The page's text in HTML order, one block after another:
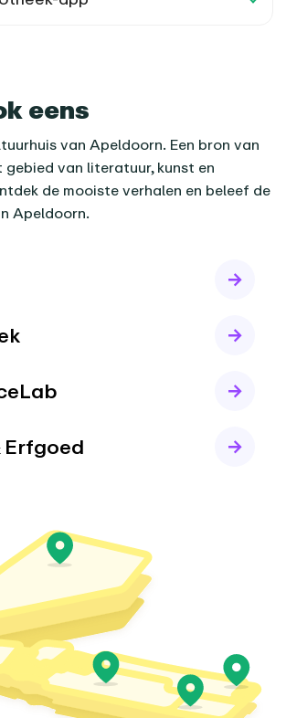
eens
van Apeldoorn. Een bron van
van literatuur, kunst en
de mooiste verhalen en beleef de
Apeldoorn.